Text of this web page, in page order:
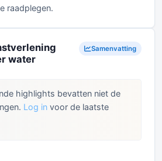
raadplegen.
water
Samenvatting
highlights bevatten niet de
Log in voor de laatste